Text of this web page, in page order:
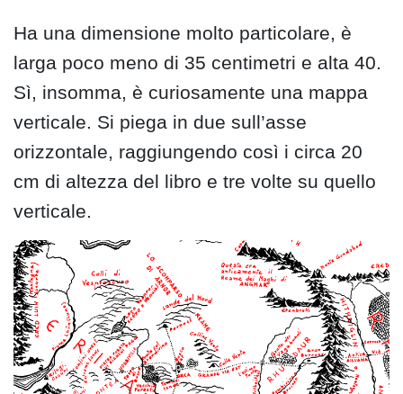
Ha una dimensione molto particolare, è
larga poco meno di 35 centimetri e alta 40.
Sì, insomma, è curiosamente una mappa
verticale. Si piega in due sull’asse
orizzontale, raggiungendo così i circa 20
cm di altezza del libro e tre volte su quello
verticale.